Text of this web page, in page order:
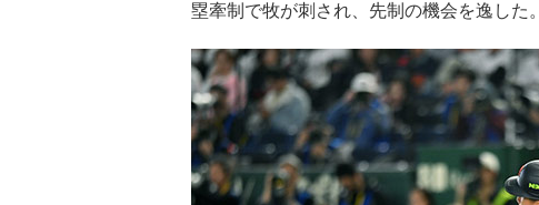
塁牽制で牧が刺され、先制の機会を逸した。